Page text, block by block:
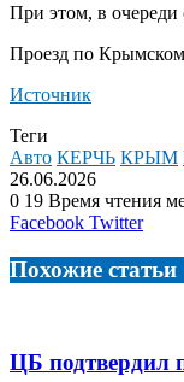
При этом, в
Проезд по
Источник
Теги
Авто КЕРЧЬ КРЫМ
26.06.2026
0 19 Время чтения
Facebook TwitterReddit
Skype
Viber
Line
Похожие статьи
ЦБ подтвердил